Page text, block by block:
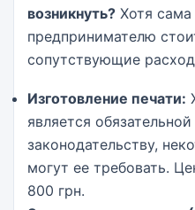
возникнуть? Хотя сама
предпринимателю
сопутствующие
Изготовление печати:
является обязательной
законодательству,
могут ее требовать.
800 грн.